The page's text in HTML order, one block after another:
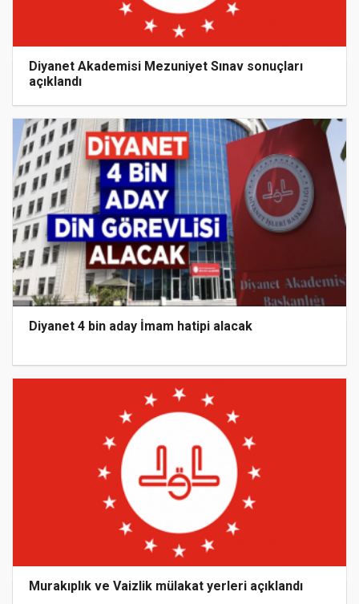
Diyanet Akademisi Mezuniyet Sınav sonuçları
açıklandı
Diyanet 4 bin aday İmam hatipi alacak
Murakıplık ve Vaizlik mülakat yerleri açıklandı